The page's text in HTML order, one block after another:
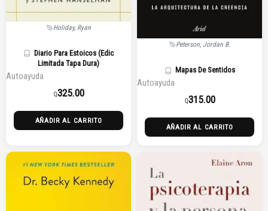
Holiday, Ryan
Diario Para Estoicos (Edic
Limitada Tapa Dura)
Autoayuda
Q325.00
AÑADIR AL CARRITO
Peterson, Jordan B.
Mapas De Sentidos
Autoayuda
Q315.00
AÑADIR AL CARRITO